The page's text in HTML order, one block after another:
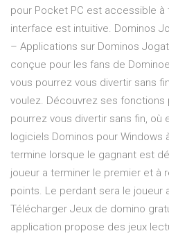
pour Pocket PC est accessible
interface est intuitive. Dominos
– Applications sur Dominos
conçue pour les fans de
vous pourrez vous divertir sans
voulez. Découvrez ses fonctions
pourrez vous divertir sans fin, où
logiciels Dominos pour Windows
termine lorsque le gagnant est
joueur a terminer le premier et à
points. Le perdant sera le joueur
Télécharger Jeux de domino
application propose des jeux